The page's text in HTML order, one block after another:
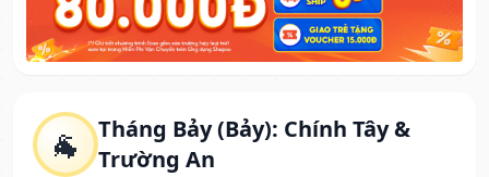
🐐
Tháng Bảy (Bảy): Chính Tây &
Trường An